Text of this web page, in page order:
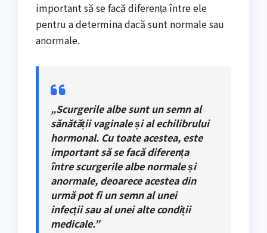
important să se facă diferența între ele
pentru a determina dacă sunt normale sau
anormale.
„Scurgerile albe sunt un semn al
sănătății vaginale și al echilibrului
hormonal. Cu toate acestea, este
important să se facă diferența
între scurgerile albe normale și
anormale, deoarece acestea din
urmă pot fi un semn al unei
infecții sau al unei alte condiții
medicale.”